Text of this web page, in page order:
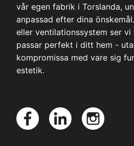
vår egen fabrik i Torslanda,
anpassad efter dina
eller ventilationssystem ser
passar perfekt i ditt hem -
kompromissa med vare sig
estetik.